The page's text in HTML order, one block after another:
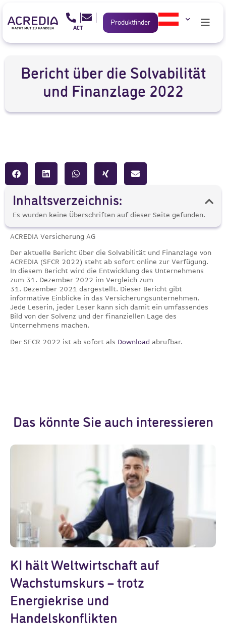
Produktfinder
Bericht über die Solvabilität
und Finanzlage 2022
ACREDIA Versicherung AG
Der aktuelle Bericht über die Solvabilität und Finanzlage von
ACREDIA (SFCR 2022) steht ab sofort online zur Verfügung.
In diesem Bericht wird die Entwicklung des Unternehmens
zum 31. Dezember 2022 im Vergleich zum
31. Dezember 2021 dargestellt. Dieser Bericht gibt
informative Einblicke in das Versicherungsunternehmen.
Jede Leserin, jeder Leser kann sich damit ein umfassendes
Bild von der Solvenz und der finanziellen Lage des
Unternehmens machen.
Der SFCR 2022 ist ab sofort als Download abrufbar.
Inhaltsverzeichnis:
Es wurden keine Überschriften auf dieser Seite gefunden.
Das könnte Sie auch interessieren
KI hält Weltwirtschaft auf
Wachstumskurs – trotz
Energiekrise und
Handelskonflikten